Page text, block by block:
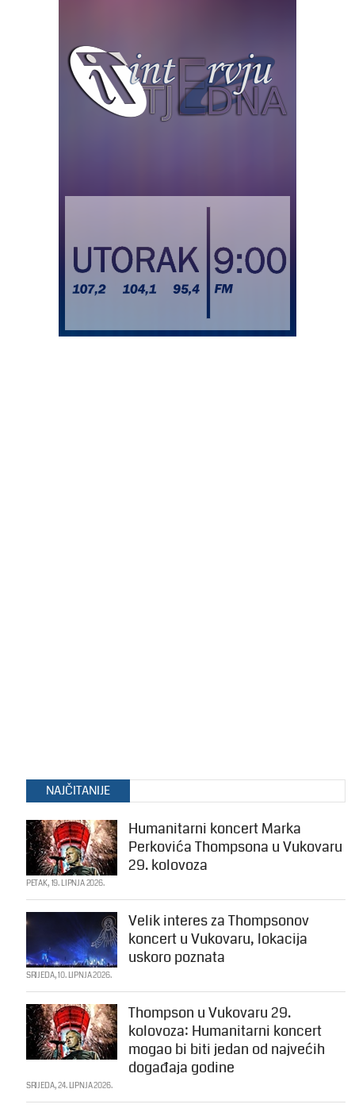
NAJČITANIJE
Humanitarni koncert Marka
Perkovića Thompsona u Vukovaru
29. kolovoza
PETAK, 19. LIPNJA 2026.
Velik interes za Thompsonov
koncert u Vukovaru, lokacija
uskoro poznata
SRIJEDA, 10. LIPNJA 2026.
Thompson u Vukovaru 29.
kolovoza: Humanitarni koncert
mogao bi biti jedan od najvećih
događaja godine
SRIJEDA, 24. LIPNJA 2026.